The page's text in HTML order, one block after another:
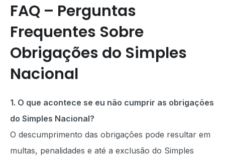
FAQ – Perguntas
Frequentes Sobre
Obrigações do Simples
Nacional
1. O que acontece se eu não cumprir as obrigações
do Simples Nacional?
O descumprimento das obrigações pode resultar em
multas, penalidades e até a exclusão do Simples